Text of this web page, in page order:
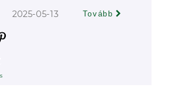
2025-05-13 Tovább